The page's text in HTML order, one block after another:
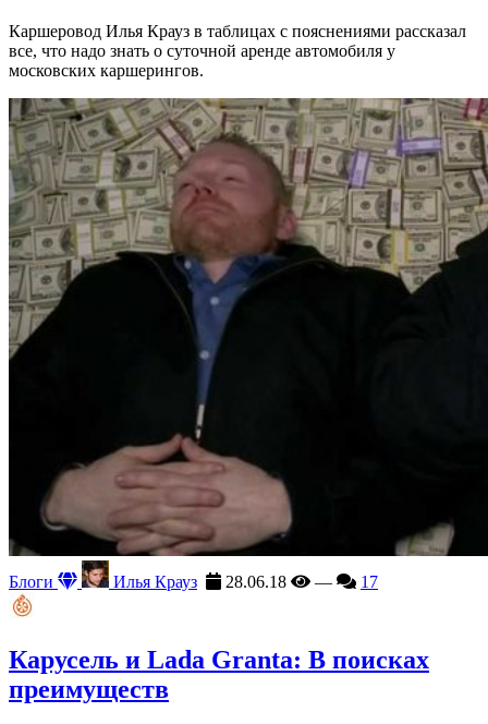
Каршеровод Илья Крауз в таблицах с пояснениями рассказал
все, что надо знать о суточной аренде автомобиля у
московских каршерингов.
Блоги Илья Крауз 28.06.18 — 17
Карусель и Lada Granta: В поисках
преимуществ